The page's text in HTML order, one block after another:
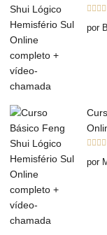
de 5
por
de 5
por